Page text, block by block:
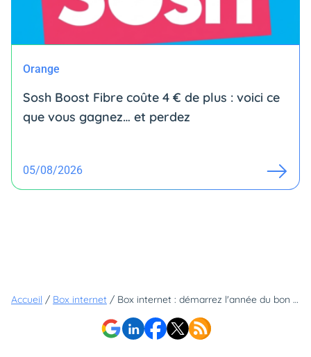
Orange
Sosh Boost Fibre coûte 4 € de plus : voici ce
que vous gagnez… et perdez
05/08/2026
Accueil / Box internet / Box internet : démarrez l'année du bon pied et passez au Wi-Fi N°1